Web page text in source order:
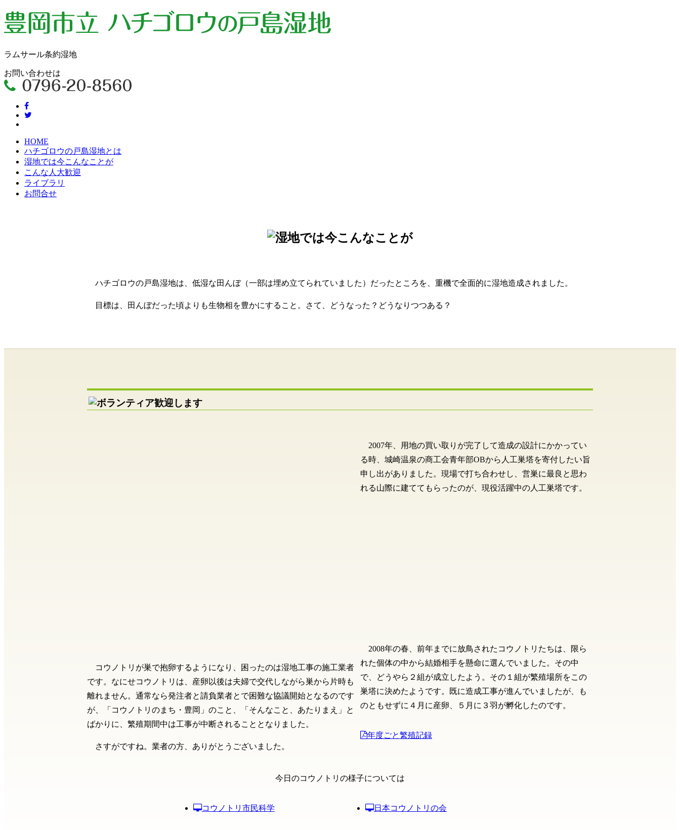
ラムサール条約湿地
お問い合わせは
HOME
ハチゴロウの戸島湿地とは
湿地では今こんなことが
こんな人大歓迎
ライブラリ
お問合せ
ハチゴロウの戸島湿地は、低湿な田んぼ（一部は埋め立てられていました）だったところを、重機で全面的に湿地造成されました。
目標は、田んぼだった頃よりも生物相を豊かにすること。さて、どうなった？どうなりつつある？
2007年、用地の買い取りが完了して造成の設計にかかってい
る時、城崎温泉の商工会青年部OBから人工巣塔を寄付したい旨
申し出がありました。現場で打ち合わせし、営巣に最良と思わ
れる山際に建ててもらったのが、現役活躍中の人工巣塔です。
2008年の春、前年までに放鳥されたコウノトリたちは、限ら
れた個体の中から結婚相手を懸命に選んでいました。その中
で、どうやら２組が成立したよう。その１組が繁殖場所をこの
巣塔に決めたようです。既に造成工事が進んでいましたが、も
のともせずに４月に産卵、５月に３羽が孵化したのです。
年度ごと繁殖記録
コウノトリが巣で抱卵するようになり、困ったのは湿地工事の施工業者
です。なにせコウノトリは、産卵以後は夫婦で交代しながら巣から片時も
離れません。通常なら発注者と請負業者とで困難な協議開始となるのです
が、「コウノトリのまち・豊岡」のこと、「そんなこと、あたりまえ」と
ばかりに、繁殖期間中は工事が中断されることとなりました。
さすがですね。業者の方、ありがとうございました。
今日のコウノトリの様子については
コウノトリ市民科学 日本コウノトリの会